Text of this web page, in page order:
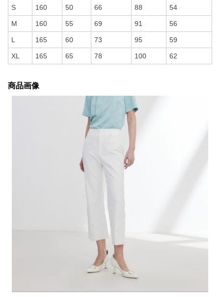
S 160 50 66 88 54
M 160 55 69 91 56
L 165 60 73 95 59
XL 165 65 78 100 62
商品画像